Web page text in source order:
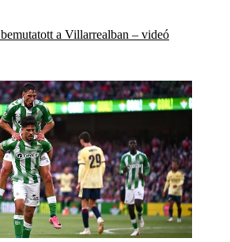
a Villarrealban – videó